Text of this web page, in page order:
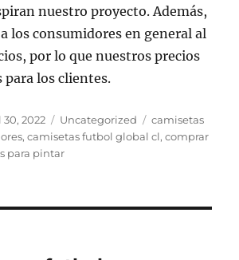
nuestro proyecto. Además,
los consumidores en general al
por lo que nuestros precios
para los clientes.
2022 Categorías
Uncategorized Etiquetas
camisetas
,camisetas futbol global cl,comprar
para pintar